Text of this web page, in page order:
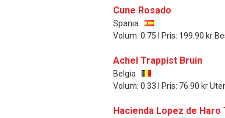
Cune Rosado
Spania
Volum: 0.75 l Pris: 199.90 kr
Achel Trappist Bruin
Belgia
Volum: 0.33 l Pris: 76.90 kr
Hacienda Lopez de